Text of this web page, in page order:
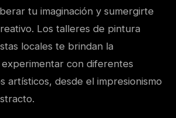
tu imaginación y sumergirte
Los talleres de pintura
locales te brindan la
con diferentes
artísticos, desde el impresionismo